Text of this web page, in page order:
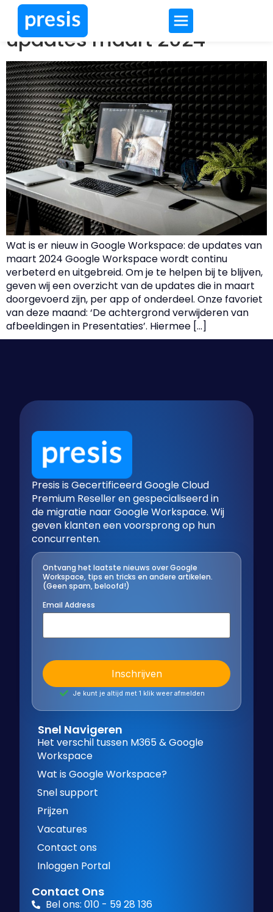
Google Workspace
updates maart 2024
Wat is er nieuw in Google Workspace: de updates van
maart 2024 Google Workspace wordt continu
verbeterd en uitgebreid. Om je te helpen bij te blijven,
geven wij een overzicht van de updates die in maart
doorgevoerd zijn, per app of onderdeel. Onze favoriet
van deze maand: ‘De achtergrond verwijderen van
afbeeldingen in Presentaties’. Hiermee […]
Presis is Gecertificeerd Google Cloud
Premium Reseller en gespecialiseerd in
de migratie naar Google Workspace. Wij
geven klanten een voorsprong op hun
concurrenten.
Ontvang het laatste nieuws over Google
Workspace, tips en tricks en andere artikelen.
(Geen spam, beloofd!)
Email Address
Je kunt je altijd met 1 klik weer afmelden
Snel Navigeren
Het verschil tussen M365 & Google
Workspace
Wat is Google Workspace?
Snel support
Prijzen
Vacatures
Contact ons
Inloggen Portal
Contact Ons
Bel ons: 010 - 59 28 136